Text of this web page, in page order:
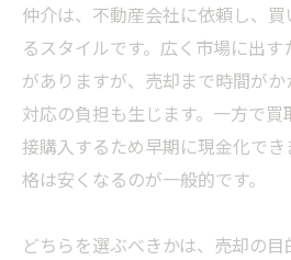
仲介は、不動産会社に依頼し、
るスタイルです。広く市場に出
がありますが、売却まで時間が
対応の負担も生じます。一方で
接購入するため早期に現金化で
格は安くなるのが一般的です。
どちらを選ぶべきかは、売却の